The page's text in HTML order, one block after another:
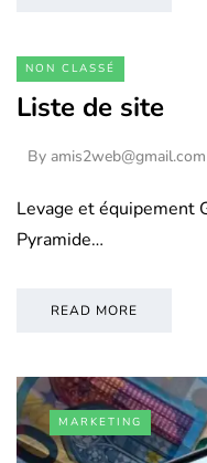
NON CLASSÉ
Liste de site
By amis2web@gmail.com
Levage et équipement
Pyramide…
READ MORE
MARKETING